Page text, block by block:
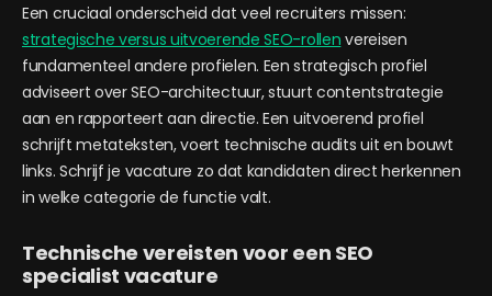
Een cruciaal onderscheid dat veel recruiters missen:
strategische versus uitvoerende SEO-rollen vereisen
fundamenteel andere profielen. Een strategisch profiel
adviseert over SEO-architectuur, stuurt contentstrategie
aan en rapporteert aan directie. Een uitvoerend profiel
schrijft metateksten, voert technische audits uit en bouwt
links. Schrijf je vacature zo dat kandidaten direct herkennen
in welke categorie de functie valt.
Technische vereisten voor een SEO
specialist vacature